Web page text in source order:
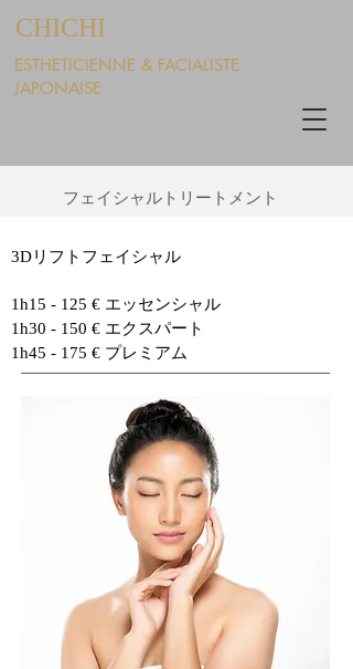
​CHICHI
ESTHETICIENNE & FACIALISTE
JAPONAISE
​フェイシャルトリートメント
​3Dリフトフェイシャル
1h15 - 125 € エッセンシャル
1h30 - 150 € エクスパート
1h45 - 175 € プレミアム